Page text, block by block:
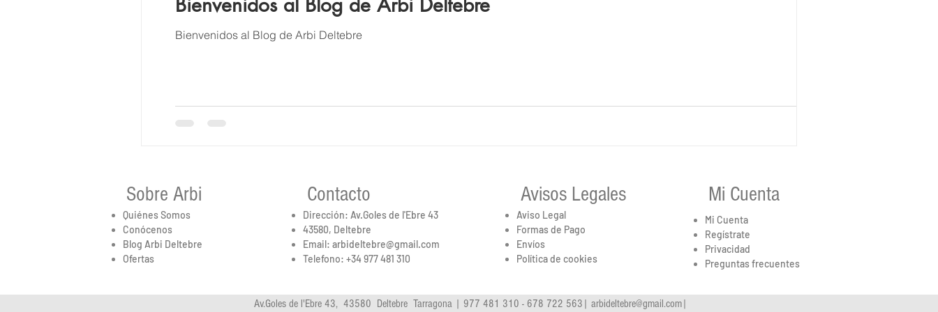
Bienvenidos al Blog de Arbi Deltebre
Bienvenidos al Blog de Arbi Deltebre
Contacto
Dirección: Av.Goles de l'Ebre 43
43580, Deltebre
Email: arbideltebre@gmail.com
Telefono: +34 977 481 310
Sobre Arbi
Quiénes Somos
Conócenos
Blog Arbi Deltebre
Ofertas
Avisos Legales
Aviso Legal
Formas de Pago
Envíos
Política de cookies
Mi Cuenta
Mi Cuenta
Regístrate
Privacidad
Preguntas frecuentes
Av.Goles de l'Ebre 43, 43580 Deltebre Tarragona | 977 481 310 - 678 722 563| arbideltebre@gmail.com|